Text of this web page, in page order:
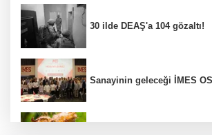
30 ilde DEAŞ'a 104 gözaltı!
Sanayinin geleceği İMES